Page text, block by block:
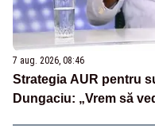
7 aug. 2026, 08:46
Strategia AUR pentru
Dungaciu: „Vrem să